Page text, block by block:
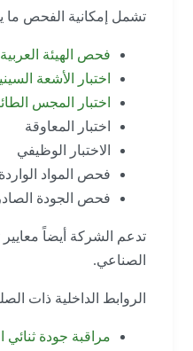
تشمل إمكانية الفحص ما يلي:
فحص الهيئة العربية
اختبار الأشعة السينية
اختبار المجس الطائر
اختبار المعاوقة
الاختبار الوظيفي
فحص المواد الواردة
فحص الجودة الصادر
تدعم الشركة أيضاً معايير
الصناعي.
الروابط الداخلية ذات الصلة:
مراقبة جودة ثنائي